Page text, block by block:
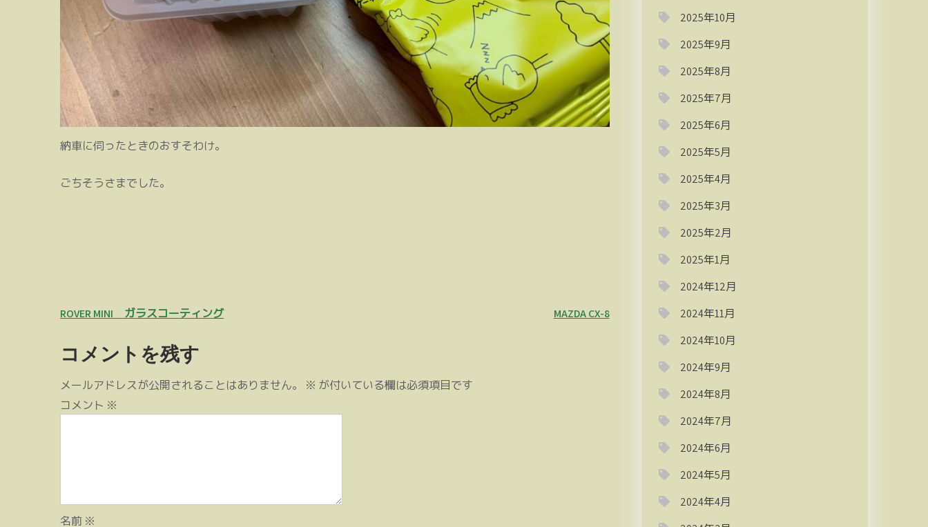
納車に伺ったときのおすそわけ。
ごちそうさまでした。
投
ナ
ビ
ゲ
ー
ROVER MINI ガラスコーティング MAZDA CX-8
コメントを残す
メールアドレスが公開されることはありません。 ※ が付いている欄は必須項目です
コメント ※
名前 ※
2025年10月
2025年9月
2025年8月
2025年7月
2025年6月
2025年5月
2025年4月
2025年3月
2025年2月
2025年1月
2024年12月
2024年11月
2024年10月
2024年9月
2024年8月
2024年7月
2024年6月
2024年5月
2024年4月